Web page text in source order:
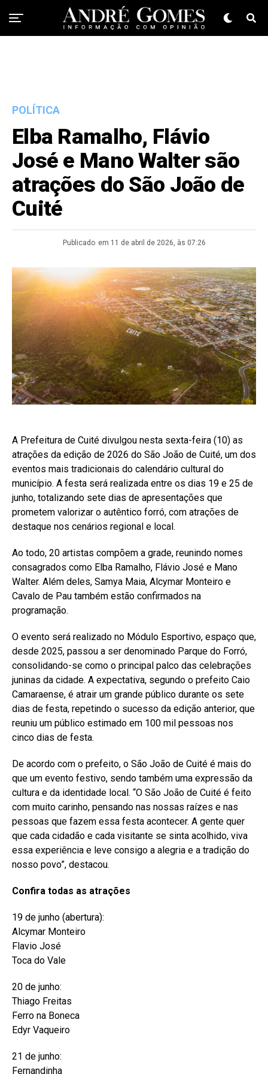
POLÍTICA
Elba Ramalho, Flávio
José e Mano Walter são
atrações do São João de
Cuité
Publicado em 11 de abril de 2026, às 07:26
A Prefeitura de Cuité divulgou nesta sexta-feira (10) as
atrações da edição de 2026 do São João de Cuité, um dos
eventos mais tradicionais do calendário cultural do
município. A festa será realizada entre os dias 19 e 25 de
junho, totalizando sete dias de apresentações que
prometem valorizar o autêntico forró, com atrações de
destaque nos cenários regional e local.
Ao todo, 20 artistas compõem a grade, reunindo nomes
consagrados como Elba Ramalho, Flávio José e Mano
Walter. Além deles, Samya Maia, Alcymar Monteiro e
Cavalo de Pau também estão confirmados na
programação.
O evento será realizado no Módulo Esportivo, espaço que,
desde 2025, passou a ser denominado Parque do Forró,
consolidando-se como o principal palco das celebrações
juninas da cidade. A expectativa, segundo o prefeito Caio
Camaraense, é atrair um grande público durante os sete
dias de festa, repetindo o sucesso da edição anterior, que
reuniu um público estimado em 100 mil pessoas nos
cinco dias de festa.
De acordo com o prefeito, o São João de Cuité é mais do
que um evento festivo, sendo também uma expressão da
cultura e da identidade local. “O São João de Cuité é feito
com muito carinho, pensando nas nossas raízes e nas
pessoas que fazem essa festa acontecer. A gente quer
que cada cidadão e cada visitante se sinta acolhido, viva
essa experiência e leve consigo a alegria e a tradição do
nosso povo”, destacou.
Confira todas as atrações
19 de junho (abertura):
Alcymar Monteiro
Flavio José
Toca do Vale
20 de junho:
Thiago Freitas
Ferro na Boneca
Edyr Vaqueiro
21 de junho:
Fernandinha